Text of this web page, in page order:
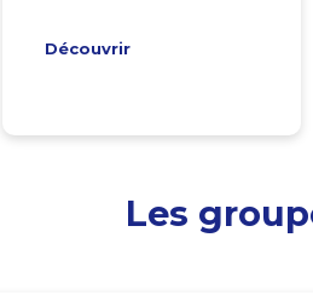
Découvrir
Les